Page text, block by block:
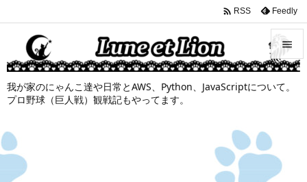
我が家のにゃんこ達や日常とAWS、Python、JavaScriptについて。
プロ野球（巨人戦）観戦記もやってます。


メニュ
前へ
 RSS Feedly